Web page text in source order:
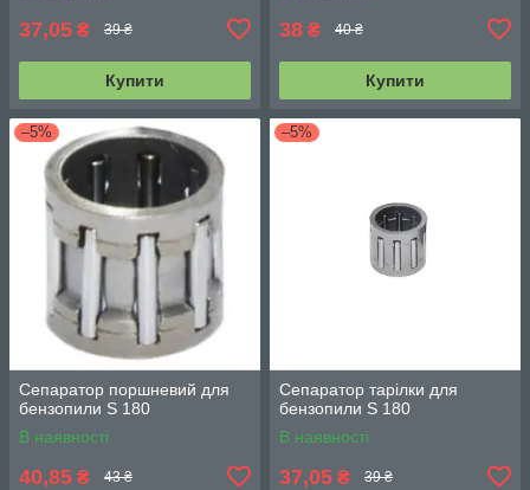
37,05 ₴ 39 ₴
Купити
38 ₴ 40 ₴
Купити
–5%
Сепаратор поршневий для
бензопили S 180
В наявності
40,85 ₴ 43 ₴
–5%
Сепаратор тарілки для
бензопили S 180
В наявності
37,05 ₴ 39 ₴